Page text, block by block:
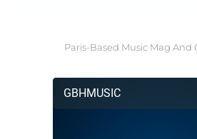
Paris-Based Music Mag And